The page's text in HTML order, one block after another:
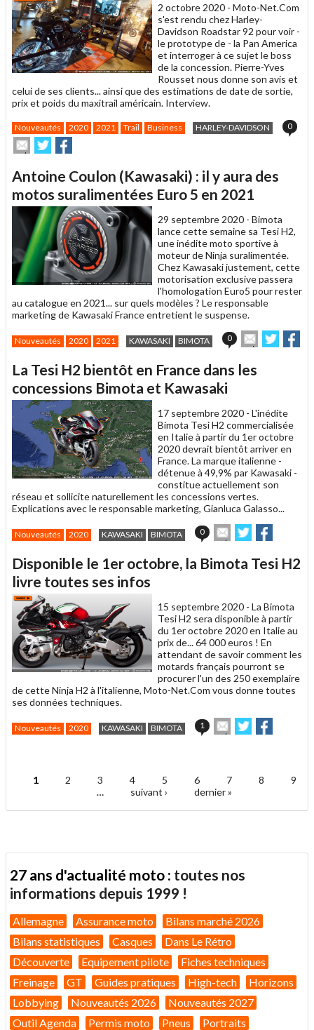
2 octobre 2020 - Moto-Net.Com
s'est rendu chez Harley-
Davidson Roadstar 92 pour voir -
le prototype de - la Pan America
et interroger à ce sujet le boss
de la concession. Pierre-Yves
Rousset nous donne son avis et
celui de ses clients... ainsi que des estimations de date de sortie,
prix et poids du maxitrail américain. Interview.
Nouveautés 2020 2021 Trail Business HARLEY-DAVIDSON 0
Envoyer
cet
à
un
ami
Partager
sur
sur
Antoine Coulon (Kawasaki) : il y aura des
motos suralimentées Euro 5 en 2021
29 septembre 2020 - Bimota
lance cette semaine sa Tesi H2,
une inédite moto sportive à
moteur de Ninja suralimentée.
Chez Kawasaki justement, cette
motorisation exclusive passera
l'homologation Euro5 pour rester
au catalogue en 2021... sur quels modèles ? Le responsable
marketing de Kawasaki France entretient le suspense.
Nouveautés 2020 2021 KAWASAKI BIMOTA 0
Envoyer
cet
à
sur sur
La Tesi H2 bientôt en France dans les
concessions Bimota et Kawasaki
17 septembre 2020 - L'inédite
Bimota Tesi H2 commercialisée
en Italie à partir du 1er octobre
2020 devrait bientôt arriver en
France. La marque italienne -
détenue à 49,9% par Kawasaki -
constitue actuellement son
réseau et sollicite naturellement les concessions vertes.
Explications avec le responsable marketing, Gianluca Galasso...
Nouveautés 2020 KAWASAKI BIMOTA 0
Envoyer
cet
à
Partager
sur sur
Disponible le 1er octobre, la Bimota Tesi H2
livre toutes ses infos
15 septembre 2020 - La Bimota
Tesi H2 sera disponible à partir
du 1er octobre 2020 en Italie au
prix de... 64 000 euros ! En
attendant de savoir comment les
motards français pourront se
procurer l'un des 250 exemplaire
de cette Ninja H2 à l'italienne, Moto-Net.Com vous donne toutes
ses données techniques.
Nouveautés 2020 KAWASAKI BIMOTA 1
Envoyer
cet
ami
Partager
sur sur
Pages
1 2 3 4 5 6 7 8
9
…
suivant › dernier »
27 ans d'actualité moto : toutes nos
informations depuis 1999 !
Allemagne Assurance moto
Bilans marché 2026
Bilans statistiques
Casques
Dans Le Rétro
Découverte
Equipement pilote
Fiches techniques
Freinage
GT Guides pratiques High-tech
Horizons
Lobbying
Nouveautés 2026
Nouveautés 2027
Outil Agenda
Permis moto Pneus Portraits